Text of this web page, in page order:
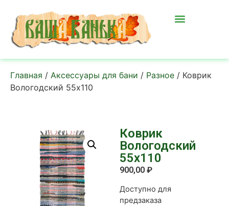
Главная / Аксессуары для бани / Разное / Коврик
Вологодский 55х110
Коврик
Вологодский
55х110
900,00 ₽
Доступно для
предзаказа